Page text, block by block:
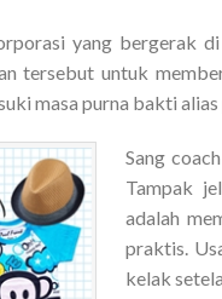
yang bergerak
tersebut untuk
masa purna bakti alias
Sang
Tampak
adalah
praktis.
kelak